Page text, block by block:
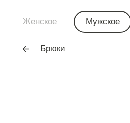
Женское Мужское
Брюки